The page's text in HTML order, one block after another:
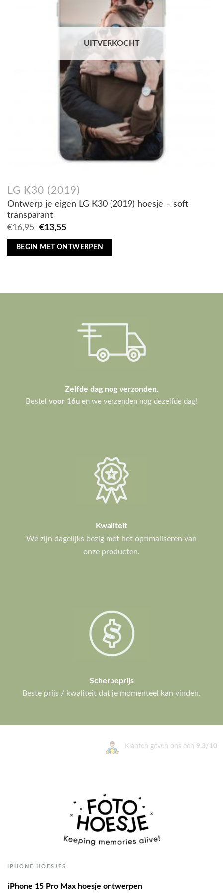
UITVERKOCHT
LG K30 (2019)
Ontwerp je eigen LG K30 (2019) hoesje – soft
transparant
€16,95
Oorspronkelijke
was:
€13,55Huidige
is:
BEGIN MET ONTWERPEN
Zelfde dag nog verzonden.
Bestel voor 16u en we verzenden nog dezelfde dag!
Kwaliteit
We zijn dagelijks bezig met het optimaliseren van
onze producten.
Scherpeprijs
Beste prijs / kwaliteit dat je momenteel kan vinden.
Klanten geven ons een9.3/10
IPHONE HOESJES
iPhone 15 Pro Max hoesje ontwerpen